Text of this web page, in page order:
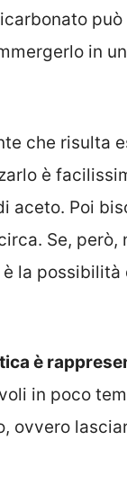
in
che risulta
è
aceto. Poi
Se, però,
la
è
in poco
ovvero